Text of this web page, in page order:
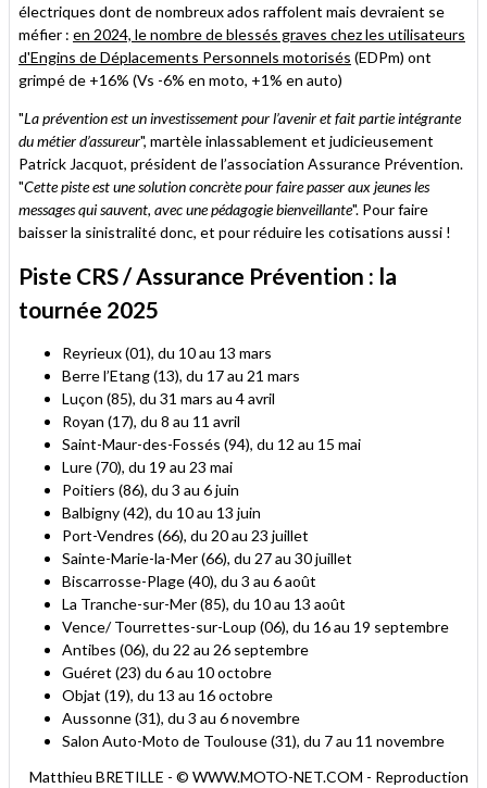
électriques dont de nombreux ados raffolent mais devraient se
méfier : en 2024, le nombre de blessés graves chez les utilisateurs
d'Engins de Déplacements Personnels motorisés (EDPm) ont
grimpé de +16% (Vs -6% en moto, +1% en auto)
"La prévention est un investissement pour l’avenir et fait partie intégrante
du métier d’assureur", martèle inlassablement et judicieusement
Patrick Jacquot, président de l’association Assurance Prévention.
"Cette piste est une solution concrète pour faire passer aux jeunes les
messages qui sauvent, avec une pédagogie bienveillante". Pour faire
baisser la sinistralité donc, et pour réduire les cotisations aussi !
Piste CRS / Assurance Prévention : la
tournée 2025
Reyrieux (01), du 10 au 13 mars
Berre l’Etang (13), du 17 au 21 mars
Luçon (85), du 31 mars au 4 avril
Royan (17), du 8 au 11 avril
Saint-Maur-des-Fossés (94), du 12 au 15 mai
Lure (70), du 19 au 23 mai
Poitiers (86), du 3 au 6 juin
Balbigny (42), du 10 au 13 juin
Port-Vendres (66), du 20 au 23 juillet
Sainte-Marie-la-Mer (66), du 27 au 30 juillet
Biscarrosse-Plage (40), du 3 au 6 août
La Tranche-sur-Mer (85), du 10 au 13 août
Vence/ Tourrettes-sur-Loup (06), du 16 au 19 septembre
Antibes (06), du 22 au 26 septembre
Guéret (23) du 6 au 10 octobre
Objat (19), du 13 au 16 octobre
Aussonne (31), du 3 au 6 novembre
Salon Auto-Moto de Toulouse (31), du 7 au 11 novembre
Matthieu BRETILLE - © WWW.MOTO-NET.COM - Reproduction